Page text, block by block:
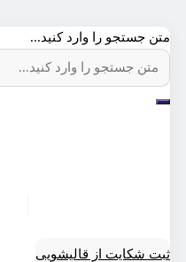
متن جستجو را وارد کنید...
ثبت شکایت از قالیشویی